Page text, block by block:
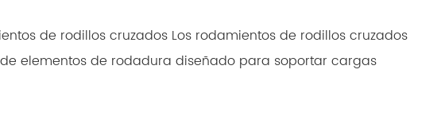
Los rodamientos de rodillos cruzados
elementos de rodadura diseñado para soportar cargas